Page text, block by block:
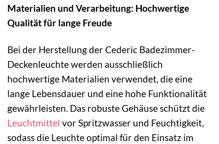
Materialien und Verarbeitung: Hochwertige
Qualität für lange Freude
Bei der Herstellung der Cederic Badezimmer-
Deckenleuchte werden ausschließlich
hochwertige Materialien verwendet, die eine
lange Lebensdauer und eine hohe Funktionalität
gewährleisten. Das robuste Gehäuse schützt die
Leuchtmittel vor Spritzwasser und Feuchtigkeit,
sodass die Leuchte optimal für den Einsatz im